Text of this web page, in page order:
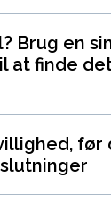
Brug en
at finde